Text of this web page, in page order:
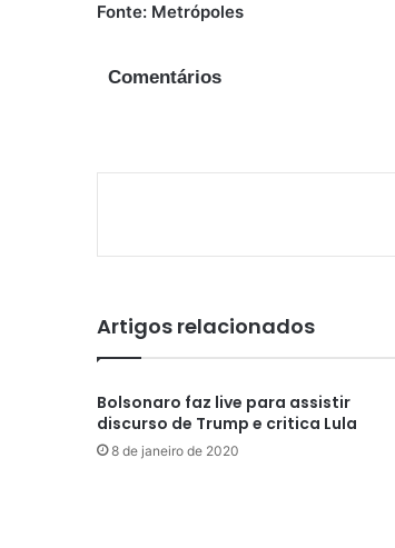
Fonte: Metrópoles
Comentários
Artigos relacionados
Bolsonaro faz live para assistir
discurso de Trump e critica Lula
8 de janeiro de 2020